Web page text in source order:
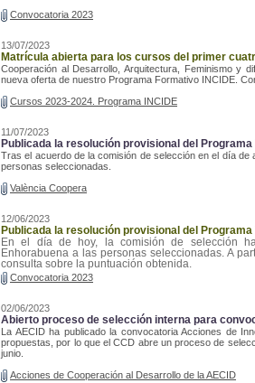
Convocatoria 2023
13/07/2023
Matrícula abierta para los cursos del primer
Cooperación al Desarrollo, Arquitectura, Feminismo y
nueva oferta de nuestro Programa Formativo INCIDE.
Cursos 2023-2024. Programa INCIDE
11/07/2023
Publicada la resolución provisional del
Tras el acuerdo de la comisión de selección en el día de
personas seleccionadas.
València Coopera
12/06/2023
Publicada la resolución provisional del Programa
En el día de hoy, la comisión de selección
Enhorabuena a las personas seleccionadas. A
consulta sobre la puntuación obtenida.
Convocatoria 2023
02/06/2023
Abierto proceso de selección interna para
La AECID ha publicado la convocatoria Acciones de
propuestas, por lo que el CCD abre un proceso de
junio.
Acciones de Cooperación al Desarrollo de la AECID